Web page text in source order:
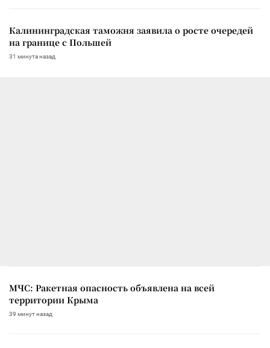
Калининградская таможня заявила о росте очередей
на границе с Польшей
31 минута назад
МЧС: Ракетная опасность объявлена на всей
территории Крыма
39 минут назад